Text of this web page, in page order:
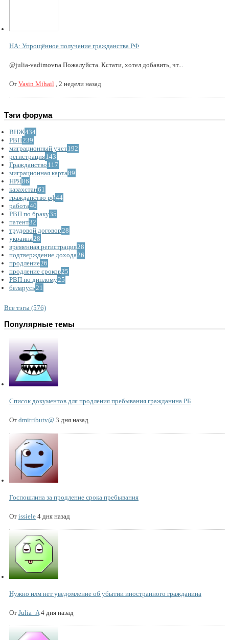
НА: Упрощённое получение гражданства РФ
@julia-vadimovna Пожалуйста. Кстати, хотел добавить, чт...
От Vasin Mihail , 2 недели назад
Тэги форума
ВНЖ434
РВП239
миграционный учет192
регистрация143
Гражданство 117
миграционная карта89
НРЯ86
казахстан61
гражданство рф44
работа40
РВП по браку35
патент32
трудовой договор 28
украина 28
временная регистрация28
подтверждение дохода 26
продление26
продление сроков25
РВП по диплому25
беларусь21
Все тэгы (576)
Популярные темы
Список документов для продления пребывания гражданина РБ
От dmitributv@ 3 дня назад
Госпошлина за продление срока пребывания
От issiele 4 дня назад
Нужно илм нет уведомление об убытии иностранного гражданина
От Julia_A 4 дня назад